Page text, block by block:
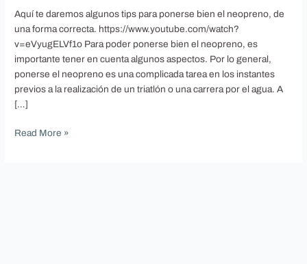
Aquí te daremos algunos tips para ponerse bien el neopreno, de
una forma correcta. https://www.youtube.com/watch?
v=eVyugELVf1o Para poder ponerse bien el neopreno, es
importante tener en cuenta algunos aspectos. Por lo general,
ponerse el neopreno es una complicada tarea en los instantes
previos a la realización de un triatlón o una carrera por el agua. A
[…]
Read More »